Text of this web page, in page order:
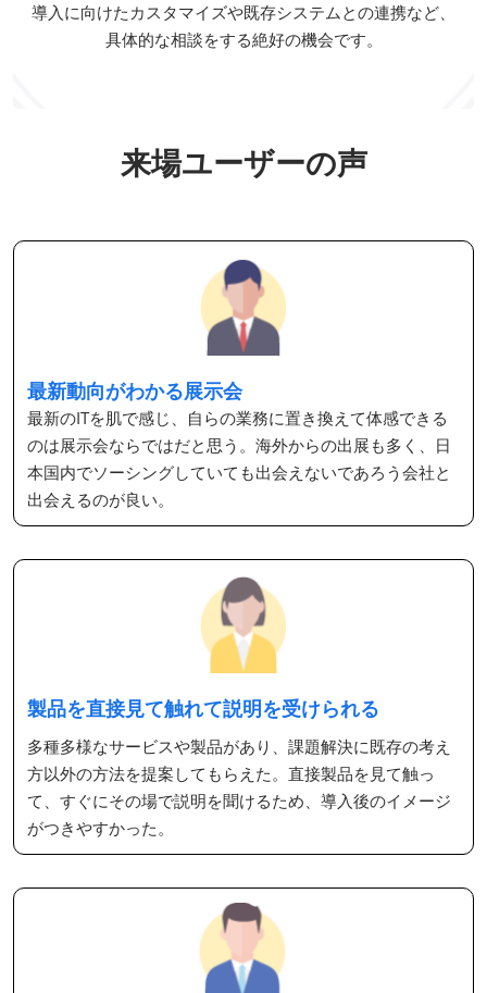
導入に向けたカスタマイズや既存システムとの連携など、
具体的な相談をする絶好の機会です。
来場ユーザーの声
最新動向がわかる展示会
最新のITを肌で感じ、自らの業務に置き換えて体感できる
のは展示会ならではだと思う。海外からの出展も多く、日
本国内でソーシングしていても出会えないであろう会社と
出会えるのが良い。
製品を直接見て触れて説明を受けられる
多種多様なサービスや製品があり、課題解決に既存の考え
方以外の方法を提案してもらえた。直接製品を見て触っ
て、すぐにその場で説明を聞けるため、導入後のイメージ
がつきやすかった。